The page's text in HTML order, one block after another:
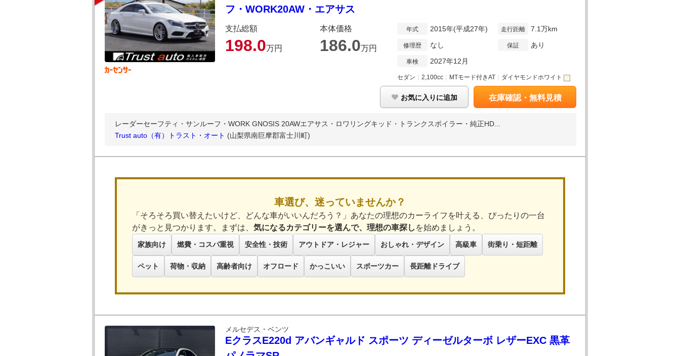
フ・WORK20AW・エアサス
支払総額
198.0万円
本体価格
186.0万円
年式 2015年(平成27年)
修理歴 なし
車検 2027年12月
走行距離 7.1万km
保証 あり
セダン 2,100cc MTモード付きAT ダイヤモンドホワイト
お気に入りに追加 在庫確認・無料見積
レーダーセーフティ・サンルーフ・WORK GNOSIS 20AWエアサス・ロワリングキッド・トランクスポイラー・純正HD...
Trust auto（有）トラスト・オート (山梨県南巨摩郡富士川町)
車選び、迷っていませんか？
「そろそろ買い替えたいけど、どんな車がいいんだろう？」あなたの理想のカーライフを叶える、ぴったりの一台
がきっと見つかります。まずは、 気になるカテゴリーを選んで、理想の車探し を始めましょう。
家族向け 燃費・コスパ重視 安全性・技術 アウトドア・レジャー おしゃれ・デザイン 高級車 街乗り・短距離
ペット 荷物・収納 高齢者向け オフロード かっこいい スポーツカー 長距離ドライブ
メルセデス・ベンツ
EクラスE220d アバンギャルド スポーツ ディーゼルターボ レザーEXC 黒革